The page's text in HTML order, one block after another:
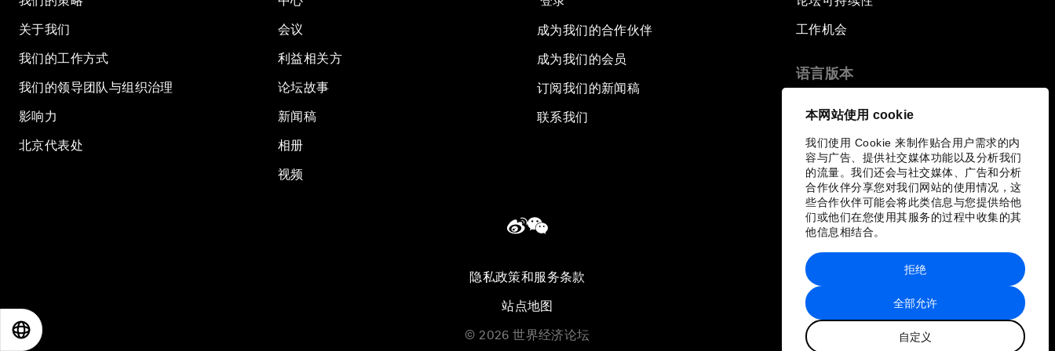
本网站使用 cookie
我们使用 Cookie 来制作贴合用户需求的内
容与广告、提供社交媒体功能以及分析我们
的流量。我们还会与社交媒体、广告和分析
合作伙伴分享您对我们网站的使用情况，这
些合作伙伴可能会将此类信息与您提供给他
们或他们在您使用其服务的过程中收集的其
他信息相结合。
全部允许
自定义
拒绝
关于我们
我们的工作方式
我们的领导团队与组织治理
影响力
北京代表处
会议
利益相关方
论坛故事
新闻稿
相册
视频
成为我们的合作伙伴
成为我们的会员
订阅我们的新闻稿
联系我们
工作机会
语言版本
隐私政策和服务条款
站点地图
© 2026 世界经济论坛